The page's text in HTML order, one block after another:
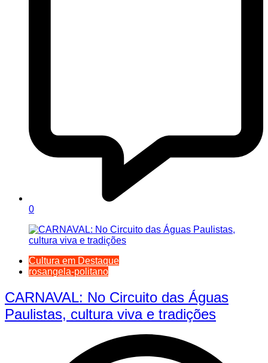
0
Cultura em Destaque
rosangela-politano
CARNAVAL: No Circuito das Águas
Paulistas, cultura viva e tradições